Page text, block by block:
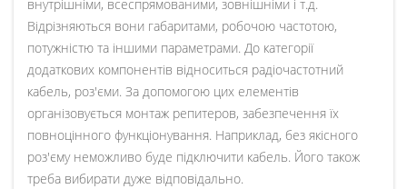
внутрішніми, всеспрямованими, зовнішніми і т.д.
Відрізняються вони габаритами, робочою частотою,
потужністю та іншими параметрами. До категорії
додаткових компонентів відноситься радіочастотний
кабель, роз'єми. За допомогою цих елементів
організовується монтаж репитеров, забезпечення їх
повноцінного функціонування. Наприклад, без якісного
роз'єму неможливо буде підключити кабель. Його також
треба вибирати дуже відповідально.